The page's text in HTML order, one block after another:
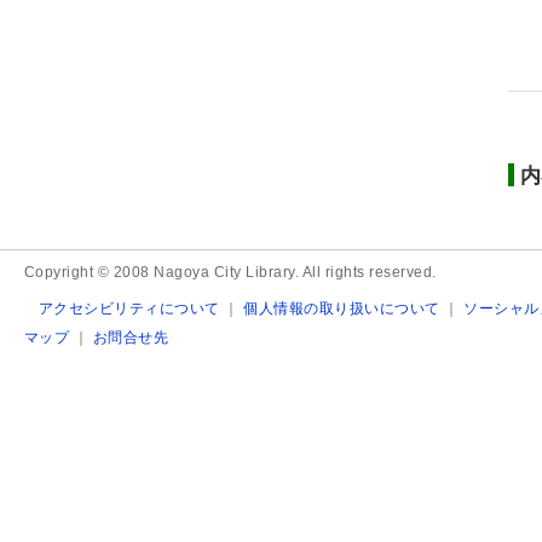
Copyright © 2008 Nagoya City Library. All rights reserved.
アクセシビリティについて ｜個人情報の取り扱いについて ｜ ソーシャ
マップ｜ お問合せ先